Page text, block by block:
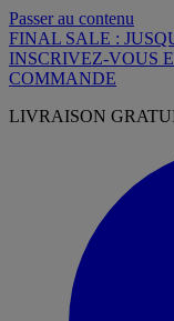
Passer au contenu
FINAL SALE :
INSCRIVEZ-VOUS
COMMANDE
LIVRAISON